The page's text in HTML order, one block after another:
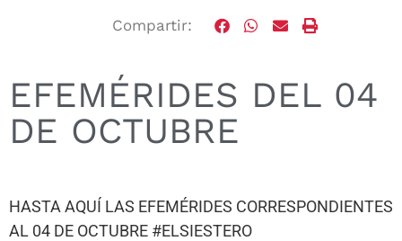
Compartir:
EFEMÉRIDES DEL 04
DE OCTUBRE
HASTA AQUÍ LAS EFEMÉRIDES CORRESPONDIENTES
AL 04 DE OCTUBRE #ELSIESTERO